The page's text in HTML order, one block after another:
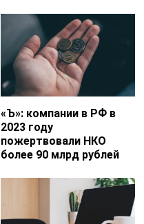
«Ъ‎»: компании в РФ в
2023 году
пожертвовали НКО
более 90 млрд рублей